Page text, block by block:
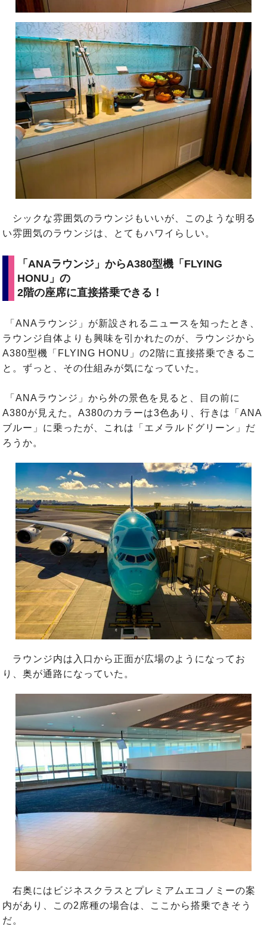
シックな雰囲気のラウンジもいいが、このような明る
い雰囲気のラウンジは、とてもハワイらしい。
「ANAラウンジ」からA380型機「FLYING
HONU」の
2階の座席に直接搭乗できる！
「ANAラウンジ」が新設されるニュースを知ったとき、
ラウンジ自体よりも興味を引かれたのが、ラウンジから
A380型機「FLYING HONU」の2階に直接搭乗できるこ
と。ずっと、その仕組みが気になっていた。
「ANAラウンジ」から外の景色を見ると、目の前に
A380が見えた。A380のカラーは3色あり、行きは「ANA
ブルー」に乗ったが、これは「エメラルドグリーン」だ
ろうか。
ラウンジ内は入口から正面が広場のようになってお
り、奥が通路になっていた。
右奥にはビジネスクラスとプレミアムエコノミーの案
内があり、この2席種の場合は、ここから搭乗できそう
だ。